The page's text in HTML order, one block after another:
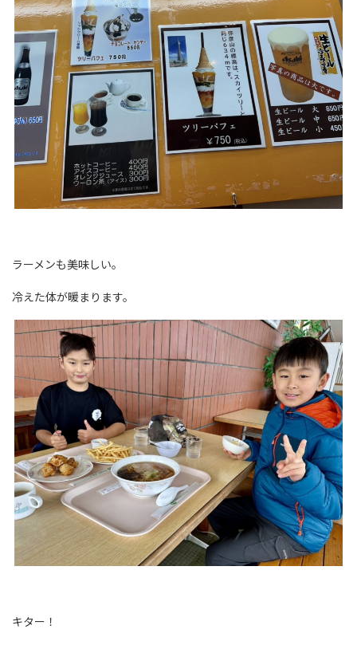
ラーメンも美味しい。
冷えた体が暖まります。
キター！